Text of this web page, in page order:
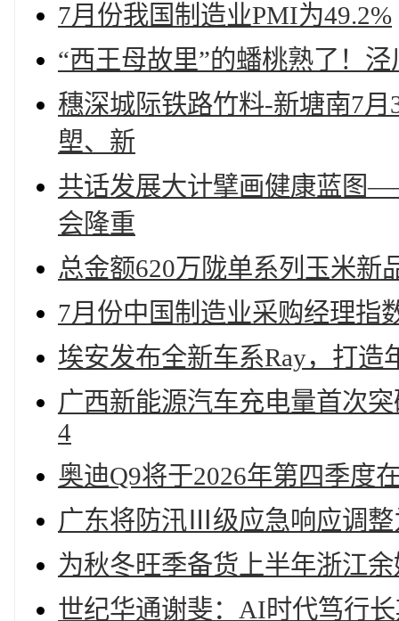
7月份我国制造业PMI为49.2%
“西王母故里”的蟠桃熟了！
穗深城际铁路竹料-新塘南7
塱、新
共话发展大计擘画健康蓝图
会隆重
总金额620万陇单系列玉米新
7月份中国制造业采购经理指
埃安发布全新车系Ray，打造
广西新能源汽车充电量首次
4
奥迪Q9将于2026年第四季度
广东将防汛Ⅲ级应急响应调
为秋冬旺季备货上半年浙江
世纪华通谢斐：AI时代笃行